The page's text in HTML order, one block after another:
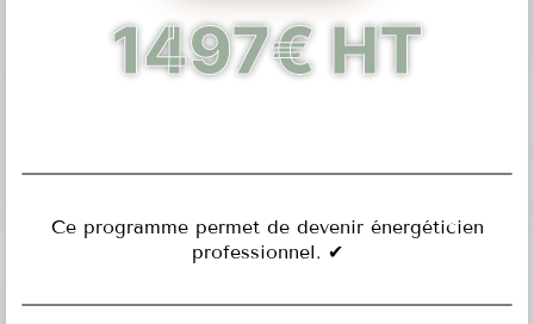
1497€ HT
Ce programme permet de devenir énergéticien
professionnel. ✔